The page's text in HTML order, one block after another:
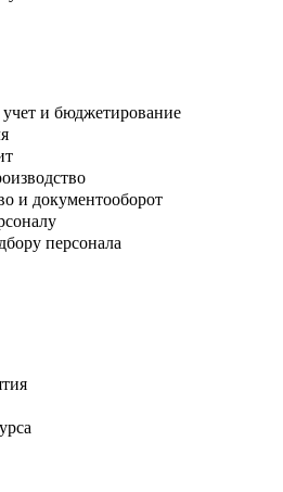
и бюджетирование
и документооборот
персонала